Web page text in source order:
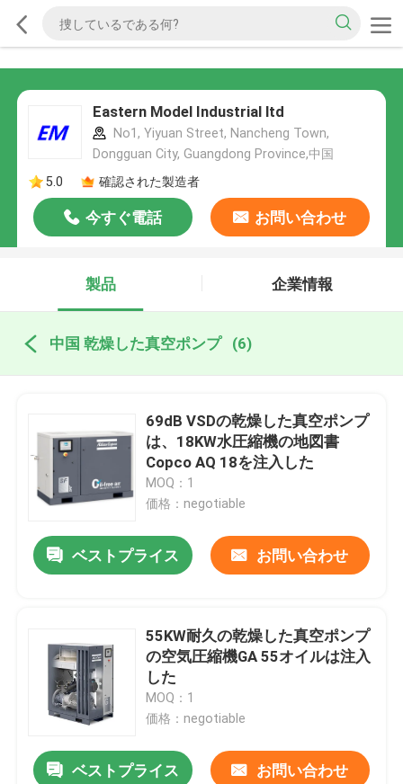
Eastern Model Industrial ltd
No1, Yiyuan Street, Nancheng Town,
Dongguan City, Guangdong Province,中国
5.0
確認された製造者
今すぐ電話 お問い合わせ
製品 企業情報
中国 乾燥した真空ポンプ (6)
69dB VSDの乾燥した真空ポンプ
は、18KW水圧縮機の地図書
Copco AQ 18を注入した
MOQ：1
価格：negotiable
ベストプライス お問い合わせ
55KW耐久の乾燥した真空ポンプ
の空気圧縮機GA 55オイルは注入
した
MOQ：1
価格：negotiable
ベストプライス お問い合わせ